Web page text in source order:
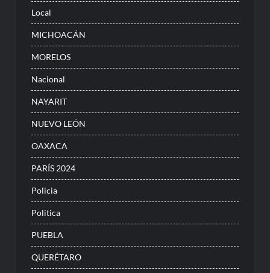
Local
MICHOACÁN
MORELOS
Nacional
NAYARIT
NUEVO LEÓN
OAXACA
PARÍS 2024
Policia
Politica
PUEBLA
QUERÉTARO